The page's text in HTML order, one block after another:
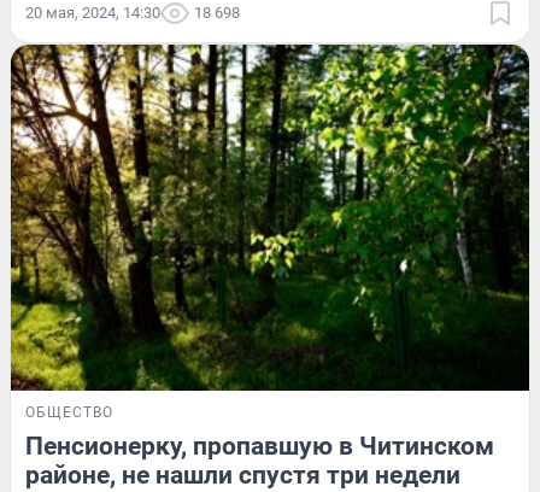
20 мая, 2024, 14:30 18 698
ОБЩЕСТВО
Пенсионерку, пропавшую в Читинском
районе, не нашли спустя три недели